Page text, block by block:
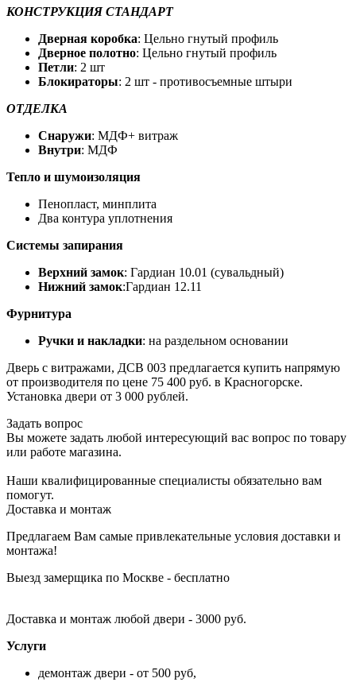
КОНСТРУКЦИЯ СТАНДАРТ
Дверная коробка: Цельно гнутый профиль
Дверное полотно: Цельно гнутый профиль
Петли: 2 шт
Блокираторы: 2 шт - противосъемные штыри
ОТДЕЛКА
Снаружи: МДФ+ витраж
Внутри: МДФ
Тепло и шумоизоляция
Пенопласт, минплита
Два контура уплотнения
Системы запирания
Верхний замок: Гардиан 10.01 (сувальдный)
Нижний замок:Гардиан 12.11
Фурнитура
Ручки и накладки: на раздельном основании
Дверь с витражами, ДСВ 003 предлагается купить напрямую
от производителя по цене 75 400 руб. в Красногорске.
Установка двери от 3 000 рублей.
Задать вопрос
Вы можете задать любой интересующий вас вопрос по товару
или работе магазина.
Наши квалифицированные специалисты обязательно вам
помогут.
Доставка и монтаж
Предлагаем Вам самые привлекательные условия доставки и
монтажа!
Выезд замерщика по Москве - бесплатно
Доставка и монтаж любой двери - 3000 руб.
Услуги
демонтаж двери - от 500 руб,